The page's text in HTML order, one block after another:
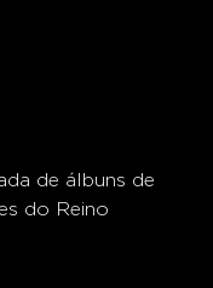
de álbuns de
do Reino